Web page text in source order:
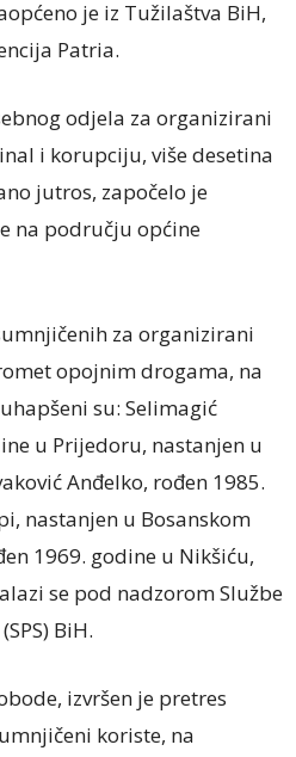
je iz Tužilaštva BiH,
Patria.
odjela za organizirani
i korupciju, više desetina
jutros, započelo je
na području općine
za organizirani
opojnim drogama, na
su: Selimagić
u Prijedoru, nastanjen u
Anđelko, rođen 1985.
nastanjen u Bosanskom
1969. godine u Nikšiću,
se pod nadzorom Službe
BiH.
izvršen je pretres
koriste, na